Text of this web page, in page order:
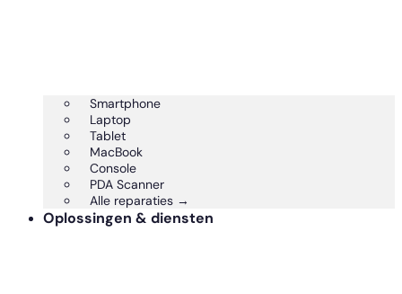
Smartphone
Laptop
Tablet
MacBook
Console
PDA Scanner
Alle reparaties →
Oplossingen & diensten